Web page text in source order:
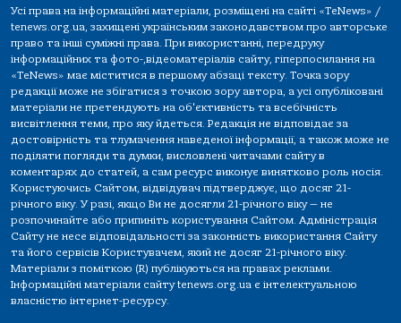
Усі права на інформаційні матеріали, розміщені на сайті «TeNews» /
tenews.org.ua, захищені українським законодавством про авторське
право та інші суміжні права. При використанні, передруку
інформаційних та фото-,відеоматеріалів сайту, гіперпосилання на
«TeNews» має міститися в першому абзаці тексту. Точка зору
редакції може не збігатися з точкою зору автора, а усі опубліковані
матеріали не претендують на об'єктивність та всебічність
висвітлення теми, про яку йдеться. Редакція не відповідає за
достовірність та тлумачення наведеної інформації, а також може не
поділяти погляди та думки, висловлені читачами сайту в
коментарях до статей, а сам ресурс виконує винятково роль носія.
Користуючись Сайтом, відвідувач підтверджує, що досяг 21-
річного віку. У разі, якщо Ви не досягли 21-річного віку — не
розпочинайте або припиніть користування Сайтом. Адміністрація
Сайту не несе відповідальності за законність використання Сайту
та його сервісів Користувачем, який не досяг 21-річного віку.
Матеріали з поміткою (R) публікуються на правах реклами.
Інформаційні матеріали сайту tenews.org.ua є інтелектуальною
власністю інтернет-ресурсу.